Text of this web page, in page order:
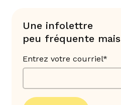
Une infolettre
peu fréquente
Entrez votre courriel*